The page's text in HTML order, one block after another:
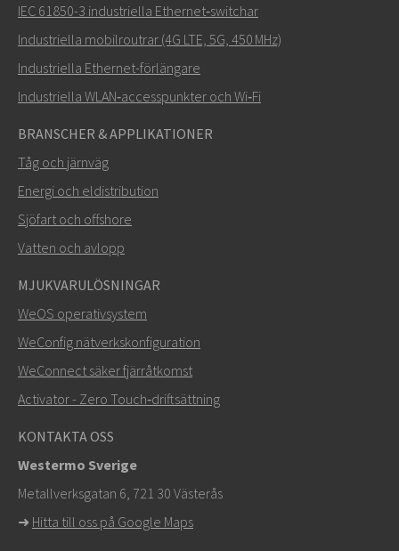
IEC 61850-3 industriella Ethernet‑switchar
Industriella mobilroutrar (4G LTE, 5G, 450 MHz)
Industriella Ethernet-förlängare
Industriella WLAN‑accesspunkter och Wi‑Fi
BRANSCHER & APPLIKATIONER
Tåg och järnväg
Energi och eldistribution
Sjöfart och offshore
Vatten och avlopp
MJUKVARULÖSNINGAR
WeOS operativsystem
WeConfig nätverkskonfiguration
WeConnect säker fjärråtkomst
Activator - Zero Touch‑driftsättning
KONTAKTA OSS
Westermo Sverige
Metallverksgatan 6, 721 30 Västerås
➜ Hitta till oss på Google Maps